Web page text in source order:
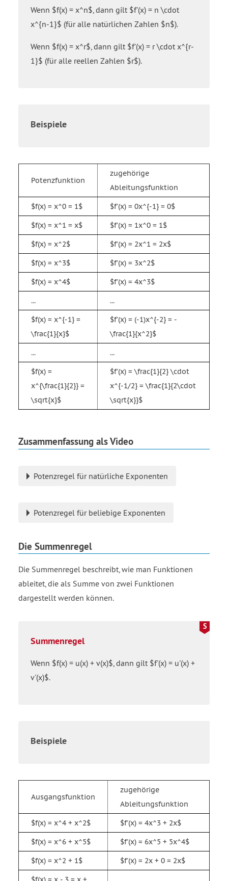
Wenn $f(x) = x^n$, dann gilt $f'(x) = n \cdot
x^{n-1}$ (für alle natürlichen Zahlen $n$).
Wenn $f(x) = x^r$, dann gilt $f'(x) = r \cdot x^{r-
1}$ (für alle reellen Zahlen $r$).
Beispiele
Potenzfunktion
zugehörige
Ableitungsfunktion
$f(x) = x^0 = 1$ $f'(x) = 0x^{-1} = 0$
$f(x) = x^1 = x$ $f'(x) = 1x^0 = 1$
$f(x) = x^2$ $f'(x) = 2x^1 = 2x$
$f(x) = x^3$ $f'(x) = 3x^2$
$f(x) = x^4$ $f'(x) = 4x^3$
... ...
$f(x) = x^{-1} =
\frac{1}{x}$
$f'(x) = (-1)x^{-2} = -
\frac{1}{x^2}$
... ...
$f(x) =
x^{\frac{1}{2}} =
\sqrt{x}$
$f'(x) = \frac{1}{2} \cdot
x^{-1/2} = \frac{1}{2\cdot
\sqrt{x}}$
Zusammenfassung als Video
Potenzregel für natürliche Exponenten
Potenzregel für beliebige Exponenten
Die Summenregel
Die Summenregel beschreibt, wie man Funktionen
ableitet, die als Summe von zwei Funktionen
dargestellt werden können.
Summenregel
Wenn $f(x) = u(x) + v(x)$, dann gilt $f'(x) = u'(x) +
v'(x)$.
Beispiele
Ausgangsfunktion
zugehörige
Ableitungsfunktion
$f(x) = x^4 + x^2$ $f'(x) = 4x^3 + 2x$
$f(x) = x^6 + x^5$ $f'(x) = 6x^5 + 5x^4$
$f(x) = x^2 + 1$ $f'(x) = 2x + 0 = 2x$